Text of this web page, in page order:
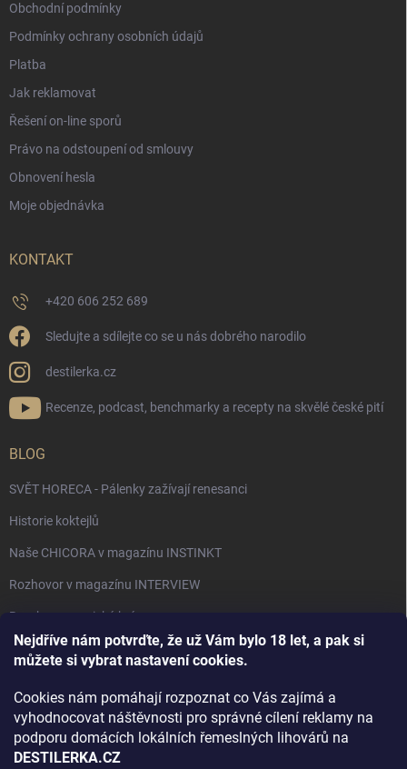
Nejdříve nám potvrďte, že už Vám bylo 18 let, a pak si
můžete si vybrat nastavení cookies.
Cookies nám pomáhají rozpoznat co Vás zajímá a
vyhodnocovat náštěvnosti pro správné cílení reklamy na
podporu domácích lokálních řemeslných lihovárů na
DESTILERKA.CZ
Obchodní podmínky
Podmínky ochrany osobních údajů
Platba
Jak reklamovat
Řešení on-line sporů
Právo na odstoupení od smlouvy
Obnovení hesla
Moje objednávka
KONTAKT
+420 606 252 689
Sledujte a sdílejte co se u nás dobrého narodilo
destilerka.cz
Recenze, podcast, benchmarky a recepty na skvělé české pití
BLOG
SVĚT HORECA - Pálenky zažívají renesanci
Historie koktejlů
Naše CHICORA v magazínu INSTINKT
Rozhovor v magazínu INTERVIEW
Bourbon, americká krása.
Napsali v TÝDNU o naší práci
Rozhovor s DESTILERKA.CZ v magazínu DRINKING-CAT
Jak vybrat dárek na Vánoce